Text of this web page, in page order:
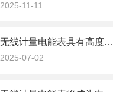
2025-11-11
无线计量电能表具有高度的智能化和无线传输的特点
2025-07-02